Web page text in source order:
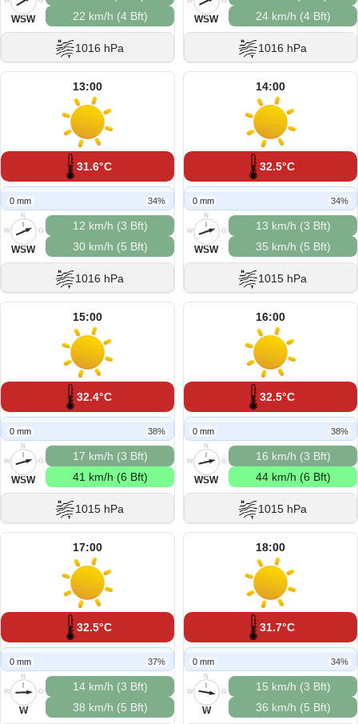
S
WSW
22 km/h (4 Bft)
1016 hPa
S
WSW
24 km/h (4 Bft)
1016 hPa
13:00
31.6°C
0 mm 34%
N
O
S
W
WSW
12 km/h (3 Bft)
30 km/h (5 Bft)
1016 hPa
14:00
32.5°C
0 mm 34%
N
O
S
W
WSW
13 km/h (3 Bft)
35 km/h (5 Bft)
1015 hPa
15:00
32.4°C
0 mm 38%
N
O
S
W
WSW
17 km/h (3 Bft)
41 km/h (6 Bft)
1015 hPa
16:00
32.5°C
0 mm 38%
N
O
S
W
WSW
16 km/h (3 Bft)
44 km/h (6 Bft)
1015 hPa
17:00
32.5°C
0 mm 37%
N
O
S
W
W
14 km/h (3 Bft)
38 km/h (5 Bft)
18:00
31.7°C
0 mm 34%
N
O
S
W
W
15 km/h (3 Bft)
36 km/h (5 Bft)